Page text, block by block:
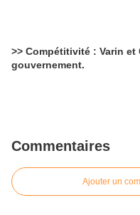
>> Compétitivité : Varin
gouvernement.
Commentaires
Ajouter un